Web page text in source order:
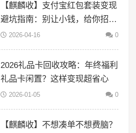
【麒麟收】支付宝红包套装变现
避坑指南：别让小钱，给你招来
大风险
2026-04-16 0
2026礼品卡回收攻略：年终福利
礼品卡闲置？这样变现超省心
2026-01-05 0
【麒麟收】不想凑单不想费脑？